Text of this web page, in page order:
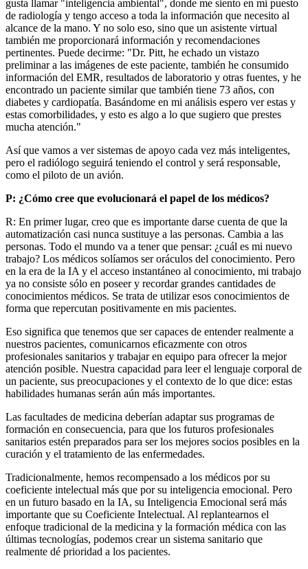
gusta llamar "inteligencia ambiental", donde me siento en mi puesto
de radiología y tengo acceso a toda la información que necesito al
alcance de la mano. Y no solo eso, sino que un asistente virtual
también me proporcionará información y recomendaciones
pertinentes. Puede decirme: "Dr. Pitt, he echado un vistazo
preliminar a las imágenes de este paciente, también he consumido
información del EMR, resultados de laboratorio y otras fuentes, y he
encontrado un paciente similar que también tiene 73 años, con
diabetes y cardiopatía. Basándome en mi análisis espero ver estas y
estas comorbilidades, y esto es algo a lo que sugiero que prestes
mucha atención."
Así que vamos a ver sistemas de apoyo cada vez más inteligentes,
pero el radiólogo seguirá teniendo el control y será responsable,
como el piloto de un avión.
P: ¿Cómo cree que evolucionará el papel de los médicos?
R: En primer lugar, creo que es importante darse cuenta de que la
automatización casi nunca sustituye a las personas. Cambia a las
personas. Todo el mundo va a tener que pensar: ¿cuál es mi nuevo
trabajo? Los médicos solíamos ser oráculos del conocimiento. Pero
en la era de la IA y el acceso instantáneo al conocimiento, mi trabajo
ya no consiste sólo en poseer y recordar grandes cantidades de
conocimientos médicos. Se trata de utilizar esos conocimientos de
forma que repercutan positivamente en mis pacientes.
Eso significa que tenemos que ser capaces de entender realmente a
nuestros pacientes, comunicarnos eficazmente con otros
profesionales sanitarios y trabajar en equipo para ofrecer la mejor
atención posible. Nuestra capacidad para leer el lenguaje corporal de
un paciente, sus preocupaciones y el contexto de lo que dice: estas
habilidades humanas serán aún más importantes.
Las facultades de medicina deberían adaptar sus programas de
formación en consecuencia, para que los futuros profesionales
sanitarios estén preparados para ser los mejores socios posibles en la
curación y el tratamiento de las enfermedades.
Tradicionalmente, hemos recompensado a los médicos por su
coeficiente intelectual más que por su inteligencia emocional. Pero
en un futuro basado en la IA, su Inteligencia Emocional será más
importante que su Coeficiente Intelectual. Al replantearnos el
enfoque tradicional de la medicina y la formación médica con las
últimas tecnologías, podemos crear un sistema sanitario que
realmente dé prioridad a los pacientes.